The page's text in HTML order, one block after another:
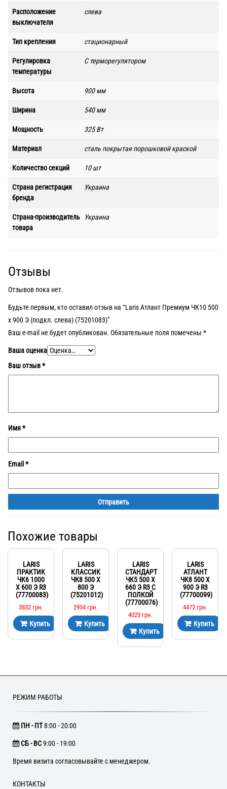
Расположение
выключателя
слева
Тип крепления стационарный
Регулировка
температуры
С терморегулятором
Высота 900 мм
Ширина 540 мм
Мощность 325 Вт
Материал сталь покрытая порошковой краской
Количество секций 10 шт
Страна регистрация
бренда
Украина
Страна-производитель
товара
Украина
Отзывы
Отзывов пока нет.
Будьте первым, кто оставил отзыв на “Laris Атлант Премиум ЧК10 500
х 900 Э (подкл. слева) (75201083)”
Ваш e-mail не будет опубликован. Обязательные поля помечены *
Ваша оценка
Ваш отзыв*
Имя*
Email *
Похожие товары
LARIS
ПРАКТИК
ЧК6 1000
Х 600 Э R3
(77700083)
3832 грн.
Купить
LARIS
КЛАССИК
ЧК8 500 Х
800 Э
(75201012)
2934 грн.
Купить
LARIS
СТАНДАРТ
ЧК5 500 Х
660 Э R3 С
ПОЛКОЙ
(77700076)
4023 грн.
Купить
LARIS
АТЛАНТ
ЧК8 500 Х
900 Э R3
(77700099)
4472 грн.
Купить
РЕЖИМ РАБОТЫ
ПН - ПТ8:00 - 20:00
CБ - ВС9:00 - 19:00
Время визита согласовывайте с менеджером.
КОНТАКТЫ